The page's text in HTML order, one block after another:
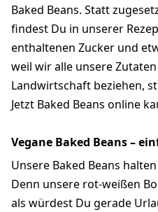
Baked Beans. Statt
findest Du in unserer
enthaltenen Zucker und
weil wir alle unsere
Landwirtschaft beziehen,
Jetzt Baked Beans online
Vegane Baked Beans –
Unsere Baked Beans
Denn unsere rot-weißen
als würdest Du gerade